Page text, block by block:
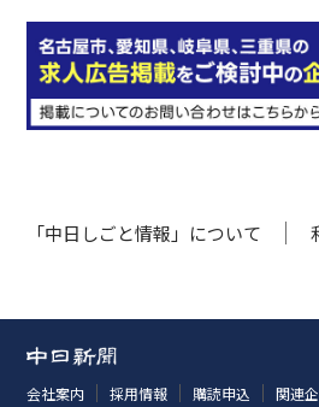
「中日しごと情報」について
会社案内 採用情報 購読申込 関連